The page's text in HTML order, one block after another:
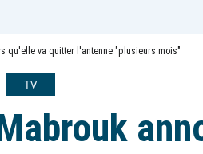
qu'elle va quitter l'antenne "plusieurs mois"
TV